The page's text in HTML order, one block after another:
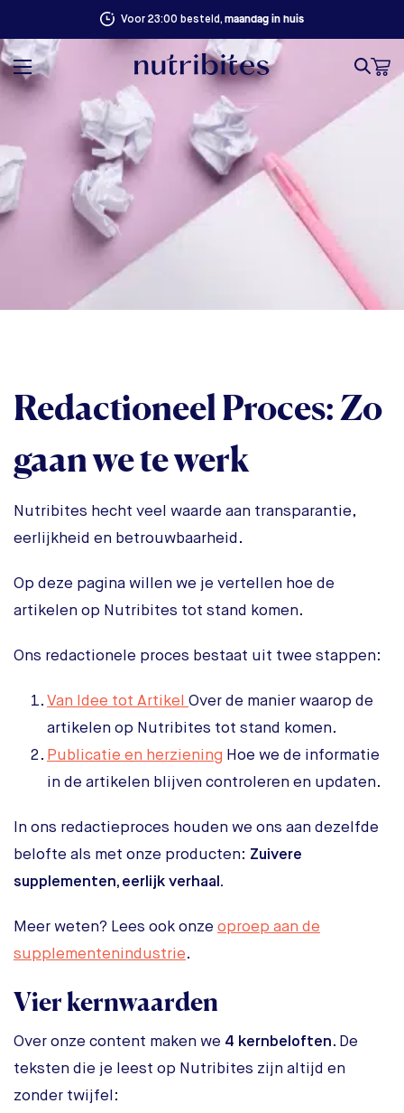
100% succesgarantie. Niet goed, geld terug
Redactioneel Proces: Zo
gaan we te werk
Nutribites hecht veel waarde aan transparantie,
eerlijkheid en betrouwbaarheid.
Op deze pagina willen we je vertellen hoe de
artikelen op Nutribites tot stand komen.
Ons redactionele proces bestaat uit twee stappen:
Van Idee tot Artikel Over de manier waarop de
artikelen op Nutribites tot stand komen.
Publicatie en herziening Hoe we de informatie
in de artikelen blijven controleren en updaten.
In ons redactieproces houden we ons aan dezelfde
belofte als met onze producten: Zuivere
supplementen, eerlijk verhaal.
Meer weten? Lees ook onze oproep aan de
supplementenindustrie.
Vier kernwaarden
Over onze content maken we 4 kernbeloften. De
teksten die je leest op Nutribites zijn altijd en
zonder twijfel: